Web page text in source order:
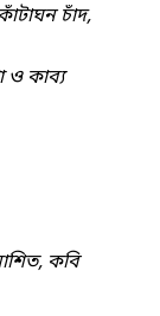
চাঁদ,
ও কাব্য
কবি